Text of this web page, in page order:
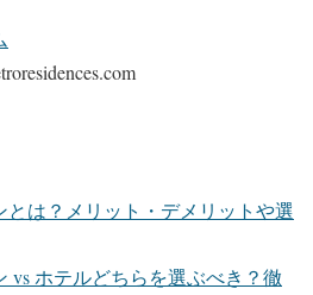
とは？メリット・デメリットや選
vs ホテルどちらを選ぶべき？徹